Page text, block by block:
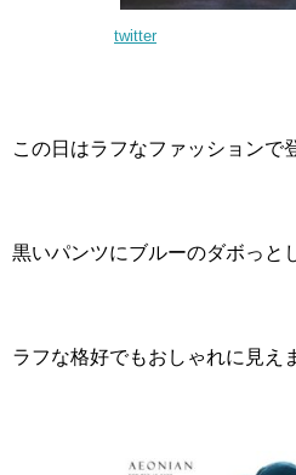
twitter
この日はラフなファッションで
黒いパンツにブルーのダボっと
ラフな格好でもおしゃれに見え